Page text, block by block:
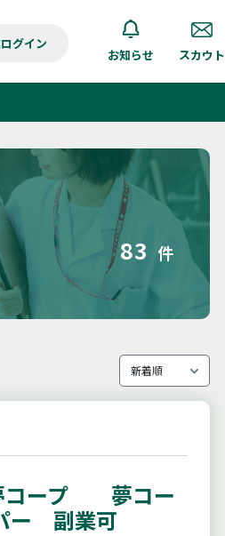
グイン
お知らせ スカウト
83 件
コープ 夢コー
ー 副業可